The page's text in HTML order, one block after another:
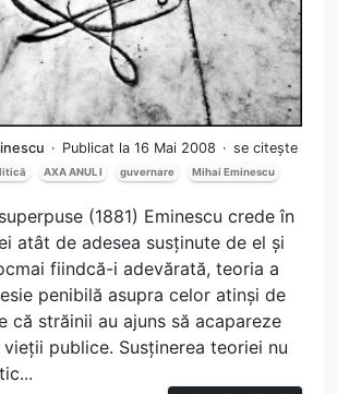
Publicat la 16 Mai 2008
se citește
AXA ANUL I guvernare Mihai Eminescu
(1881) Eminescu crede în
atât de adesea susținute de el și
fiindcă-i adevărată, teoria a
penibilă asupra celor atinși de
că străinii au ajuns să acapareze
publice. Susținerea teoriei nu